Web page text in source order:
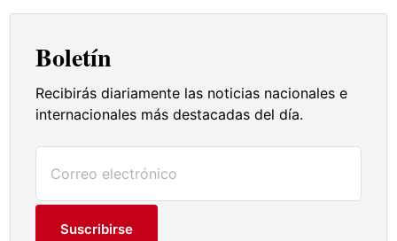
Boletín
Recibirás diariamente las noticias nacionales e
internacionales más destacadas del día.
Suscribirse